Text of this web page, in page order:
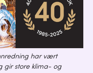
har vært
gir store klima- og